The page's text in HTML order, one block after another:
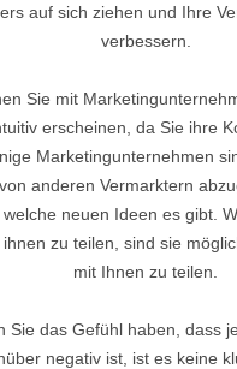
auf sich ziehen und Ihre
verbessern.
Sie mit
erscheinen, da Sie ihre
Marketingunternehmen
anderen Vermarktern
neuen Ideen es gibt.
zu teilen, sind sie
mit Ihnen zu teilen.
Sie das Gefühl haben, dass
negativ ist, ist es keine